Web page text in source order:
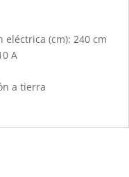
(cm): 240 cm
A
a tierra